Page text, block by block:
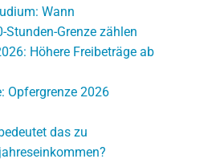
Wann
Stunden-Grenze zählen
Höhere Freibeträge ab
Opfergrenze 2026
das zu